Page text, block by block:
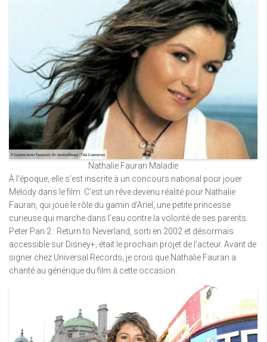
Nathalie Fauran Maladie
À l’époque, elle s’est inscrite à un concours national pour jouer
Melody dans le film. C’est un rêve devenu réalité pour Nathalie
Fauran, qui joue le rôle du gamin d’Ariel, une petite princesse
curieuse qui marche dans l’eau contre la volonté de ses parents.
Peter Pan 2 : Return to Neverland, sorti en 2002 et désormais
accessible sur Disney+, était le prochain projet de l’acteur. Avant de
signer chez Universal Records, je crois que Nathalie Fauran a
chanté au générique du film à cette occasion.